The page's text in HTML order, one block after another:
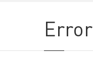
Error